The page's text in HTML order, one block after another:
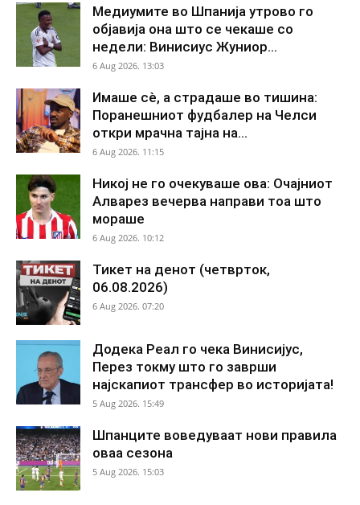
Медиумите во Шпанија утрово го
објавија она што се чекаше со
недели: Винисиус Жуниор...
6 Aug 2026. 13:03
Имаше сè, а страдаше во тишина:
Поранешниот фудбалер на Челси
откри мрачна тајна на...
6 Aug 2026. 11:15
Никој не го очекуваше ова: Очајниот
Алварез вечерва направи тоа што
мораше
6 Aug 2026. 10:12
Тикет на денот (четврток,
06.08.2026)
6 Aug 2026. 07:20
Додека Реал го чека Винисијус,
Перез токму што го заврши
најскапиот трансфер во историјата!
5 Aug 2026. 15:49
Шпанците воведуваат нови правила
оваа сезона
5 Aug 2026. 15:03